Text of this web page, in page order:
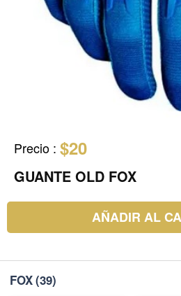
Precio : $20
GUANTE OLD FOX
AÑADIR AL
FOX(39)